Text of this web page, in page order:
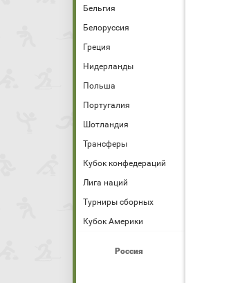
Бельгия
Белоруссия
Греция
Нидерланды
Польша
Португалия
Шотландия
Трансферы
Кубок конфедераций
Лига наций
Турниры сборных
Кубок Америки
Россия